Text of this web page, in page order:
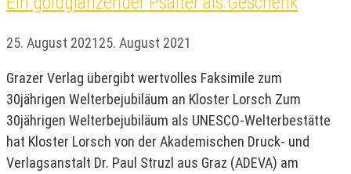
25. August 202125. August 2021
Grazer Verlag übergibt wertvolles Faksimile zum
30jährigen Welterbejubiläum an Kloster Lorsch Zum
30jährigen Welterbejubiläum als UNESCO-Welterbestätte
hat Kloster Lorsch von der Akademischen Druck- und
Verlagsanstalt Dr. Paul Struzl aus Graz (ADEVA) am